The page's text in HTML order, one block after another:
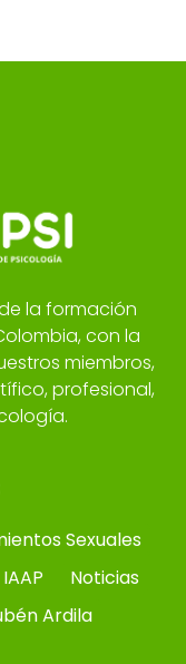
la formación
con la
miembros,
profesional,
Sexuales
IAAP
Noticias
Ardila